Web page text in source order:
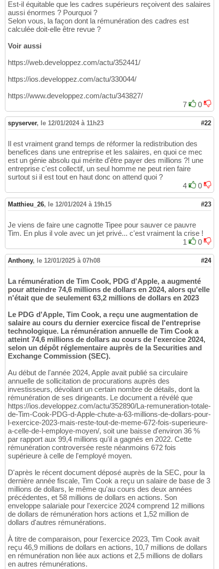
Est-il équitable que les cadres supérieurs reçoivent des salaires
aussi énormes ? Pourquoi ?
Selon vous, la façon dont la rémunération des cadres est
calculée doit-elle être revue ?
Voir aussi
https://web.developpez.com/actu/352441/
https://ios.developpez.com/actu/330044/
https://www.developpez.com/actu/343827/
7
0
spyserver, le 12/01/2024 à 11h23 #22
Il est vraiment grand temps de réformer la redistribution des
benefices dans une entreprise et les salaires, en quoi ce mec
est un génie absolu qui mérite d'être payer des millions ?! une
entreprise c'est collectif, un seul homme ne peut rien faire
surtout si il est tout en haut donc on attend quoi ?
4
0
Matthieu_26, le 12/01/2024 à 19h15 #23
Je viens de faire une cagnotte Tipee pour sauver ce pauvre
Tim. En plus il vole avec un jet privé... c'est vraiment la crise !
1
0
Anthony, le 12/01/2025 à 07h08 #24
La rémunération de Tim Cook, PDG d'Apple, a augmenté
pour atteindre 74,6 millions de dollars en 2024, alors qu'elle
n'était que de seulement 63,2 millions de dollars en 2023
Le PDG d'Apple, Tim Cook, a reçu une augmentation de
salaire au cours du dernier exercice fiscal de l'entreprise
technologique. La rémunération annuelle de Tim Cook a
atteint 74,6 millions de dollars au cours de l'exercice 2024,
selon un dépôt réglementaire auprès de la Securities and
Exchange Commission (SEC).
Au début de l'année 2024, Apple avait publié sa circulaire
annuelle de sollicitation de procurations auprès des
investisseurs, dévoilant un certain nombre de détails, dont la
rémunération de ses dirigeants. Le document a révélé que
https://ios.developpez.com/actu/352890/La-remuneration-totale-
de-Tim-Cook-PDG-d-Apple-chute-a-63-millions-de-dollars-pour-
l-exercice-2023-mais-reste-tout-de-meme-672-fois-superieure-
a-celle-de-l-employe-moyen/, soit une baisse d'environ 36 %
par rapport aux 99,4 millions qu'il a gagnés en 2022. Cette
rémunération controversée reste néanmoins 672 fois
supérieure à celle de l'employé moyen.
D'après le récent document déposé auprès de la SEC, pour la
dernière année fiscale, Tim Cook a reçu un salaire de base de 3
millions de dollars, le même qu'au cours des deux années
précédentes, et 58 millions de dollars en actions. Son
enveloppe salariale pour l'exercice 2024 comprend 12 millions
de dollars de rémunération hors actions et 1,52 million de
dollars d'autres rémunérations.
À titre de comparaison, pour l'exercice 2023, Tim Cook avait
reçu 46,9 millions de dollars en actions, 10,7 millions de dollars
en rémunération non liée aux actions et 2,5 millions de dollars
en autres rémunérations.